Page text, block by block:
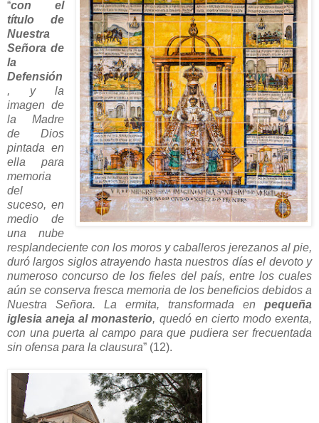
“con el
título de
Nuestra
Señora de
la
Defensión
, y la
imagen de
la Madre
de Dios
pintada en
ella para
memoria
del
suceso, en
medio de
una nube
resplandeciente con los moros y caballeros jerezanos al pie,
duró largos siglos atrayendo hasta nuestros días el devoto y
numeroso concurso de los fieles del país, entre los cuales
aún se conserva fresca memoria de los beneficios debidos a
Nuestra Señora. La ermita, transformada en pequeña
iglesia aneja al monasterio, quedó en cierto modo exenta,
con una puerta al campo para que pudiera ser frecuentada
sin ofensa para la clausura” (12).